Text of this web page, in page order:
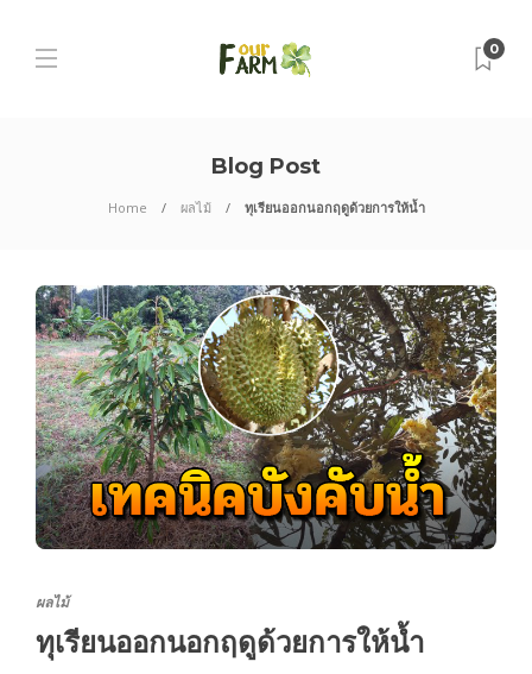
0
Blog Post
Home ผลไม้ ทุเรียนออกนอกฤดูด้วยการให้น้ำ
ผลไม้
ทุเรียนออกนอกฤดูด้วยการให้น้ำ